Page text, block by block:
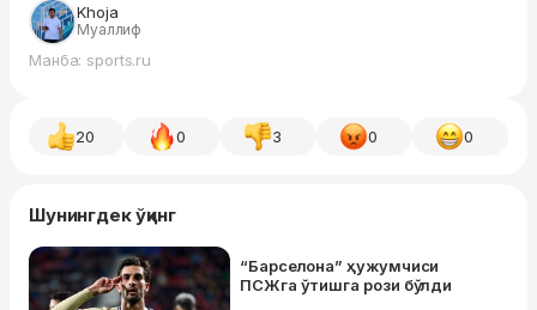
Khoja
Муаллиф
Манба: sports.ru
20 0 3 0 0
Шунингдек ўқинг
“Барселона” ҳужумчиси
ПСЖга ўтишга рози бўлди